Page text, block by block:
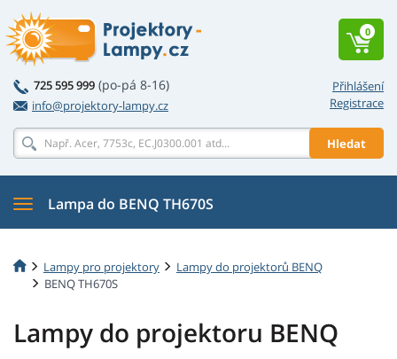
Přihlášení
Registrace
725 595 999 (po-pá 8-16)
info@projektory-lampy.cz
Hledat
0
Lampa do BENQ TH670S
Lampy pro projektory
Lampy do projektorů BENQ
BENQ TH670S
Lampy do projektoru BENQ